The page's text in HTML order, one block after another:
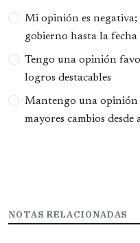
Opciones
Mi opinión es
gobierno hasta la fecha
Tengo una opinión
logros destacables
Mantengo una opinión
mayores cambios
NOTAS RELACIONADAS